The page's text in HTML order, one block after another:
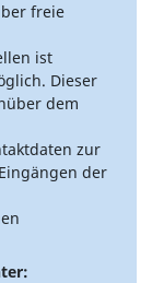
freie
ist
Dieser
dem
zur
der